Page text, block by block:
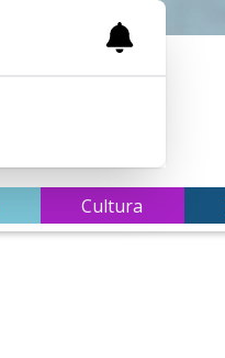
Cultura